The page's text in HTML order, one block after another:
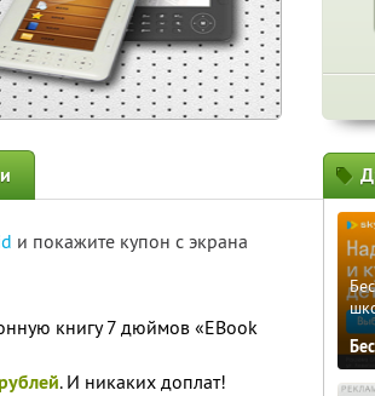
и покажите купон с экрана
книгу 7 дюймов «EBook
. И никаких доплат!